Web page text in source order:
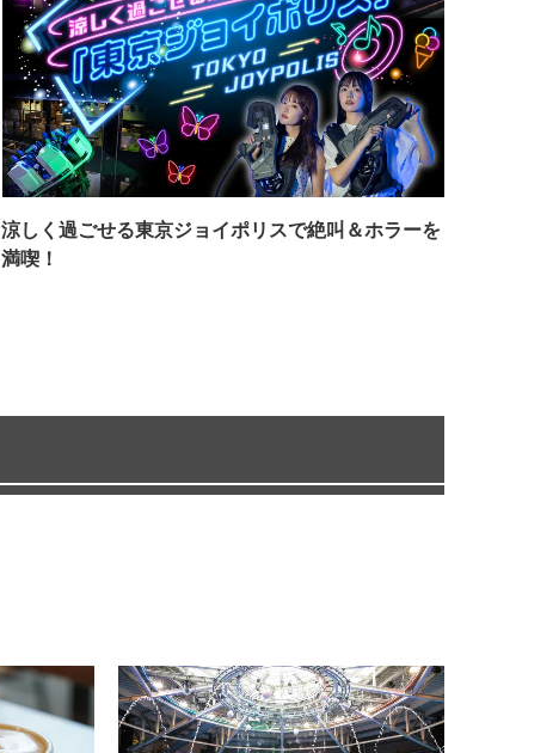
涼しく過ごせる東京ジョイポリスで絶叫＆ホラーを
満喫！